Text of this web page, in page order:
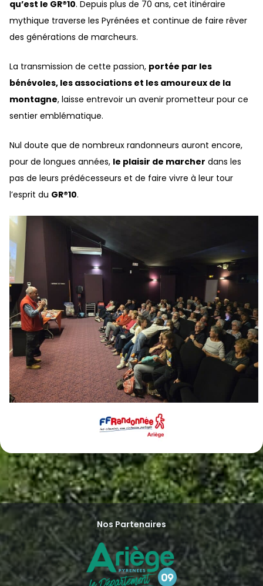
qu’est le GR®10. Depuis plus de 70 ans, cet itinéraire
mythique traverse les Pyrénées et continue de faire rêver
des générations de marcheurs.
La transmission de cette passion, portée par les
bénévoles, les associations et les amoureux de la
montagne, laisse entrevoir un avenir prometteur pour ce
sentier emblématique.
Nul doute que de nombreux randonneurs auront encore,
pour de longues années, le plaisir de marcher dans les
pas de leurs prédécesseurs et de faire vivre à leur tour
l’esprit du GR®10.
Nos Partenaires